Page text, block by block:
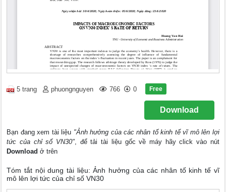
5 trang phuongnguyen 766 0 Free
Download
Bạn đang xem tài liệu "Ảnh hưởng của các nhân tố kinh tế vĩ mô lên lợi
tức của chỉ số VN30", để tải tài liệu gốc về máy hãy click vào nút
Download ở trên
Tóm tắt nội dung tài liệu: Ảnh hưởng của các nhân tố kinh tế vĩ
mô lên lợi tức của chỉ số VN30